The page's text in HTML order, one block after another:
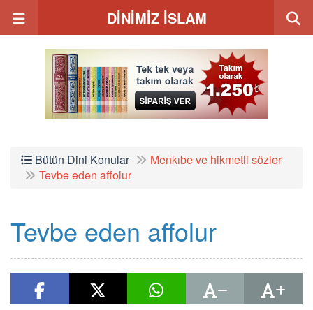
DİNİMİZ İSLAM
Bütün Dini Konular
Menkıbe ve hikmetli sözler
Tevbe eden affolur
Tevbe eden affolur